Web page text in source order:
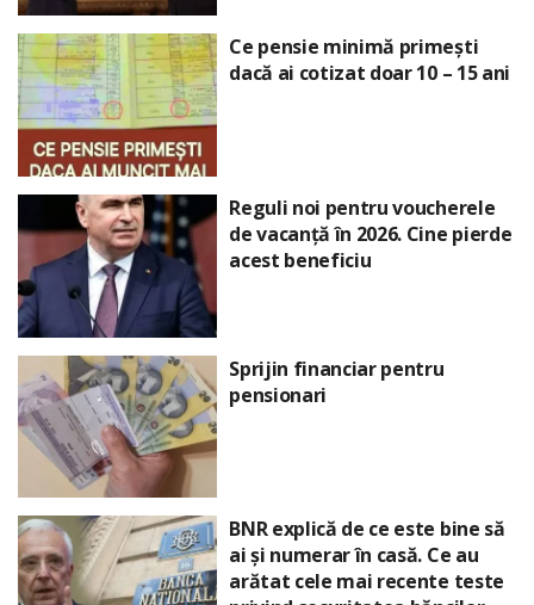
Ce pensie minimă primești
dacă ai cotizat doar 10 – 15 ani
Reguli noi pentru voucherele
de vacanță în 2026. Cine pierde
acest beneficiu
Sprijin financiar pentru
pensionari
BNR explică de ce este bine să
ai și numerar în casă. Ce au
arătat cele mai recente teste